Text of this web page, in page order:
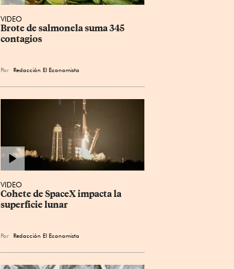
VIDEO
Brote de salmonela suma 345
contagios
Por Redacción El Economista
VIDEO
Cohete de SpaceX impacta la
superficie lunar
Por Redacción El Economista